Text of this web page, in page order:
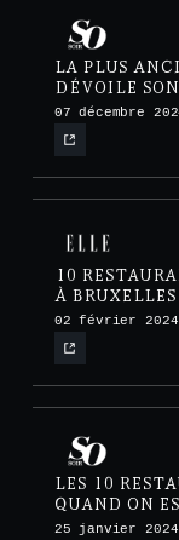
LA PLUS
DÉVOILE
MIMOSA À
07 décembre
10
À BRUXELLES
02 février 2024
LES 10
QUAND ON
25 janvier 2024